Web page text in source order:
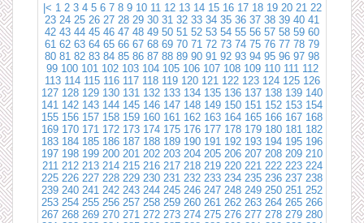
|< 1 2 3 4 5 6 7 8 9 10 11 12 13 14 15 16 17 18 19 20 21 22
23 24 25 26 27 28 29 30 31 32 33 34 35 36 37 38 39 40 41
42 43 44 45 46 47 48 49 50 51 52 53 54 55 56 57 58 59 60
61 62 63 64 65 66 67 68 69 70 71 72 73 74 75 76 77 78 79
80 81 82 83 84 85 86 87 88 89 90 91 92 93 94 95 96 97 98
99 100 101 102 103 104 105 106 107 108 109 110 111 112
113 114 115 116 117 118 119 120 121 122 123 124 125 126
127 128 129 130 131 132 133 134 135 136 137 138 139 140
141 142 143 144 145 146 147 148 149 150 151 152 153 154
155 156 157 158 159 160 161 162 163 164 165 166 167 168
169 170 171 172 173 174 175 176 177 178 179 180 181 182
183 184 185 186 187 188 189 190 191 192 193 194 195 196
197 198 199 200 201 202 203 204 205 206 207 208 209 210
211 212 213 214 215 216 217 218 219 220 221 222 223 224
225 226 227 228 229 230 231 232 233 234 235 236 237 238
239 240 241 242 243 244 245 246 247 248 249 250 251 252
253 254 255 256 257 258 259 260 261 262 263 264 265 266
267 268 269 270 271 272 273 274 275 276 277 278 279 280